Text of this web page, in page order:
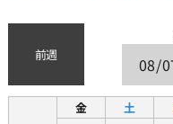
前週
金 土